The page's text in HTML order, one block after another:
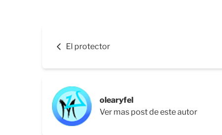
El protector
olearyfel
Ver mas post de este autor